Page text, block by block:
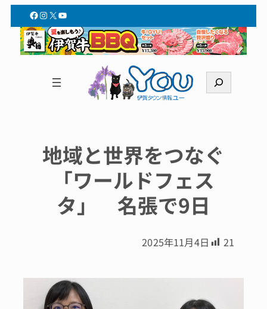
Facebook
Instagram
X YouTube
索
地域と世界をつなぐ
「ワールドフェス
タ」 名張で9日
2025年11月4日 21